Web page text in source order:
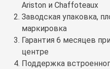
Ariston и Chaffoteaux
Заводская упаковка,
маркировка
Гарантия 6 месяцев
центре
Поддержка